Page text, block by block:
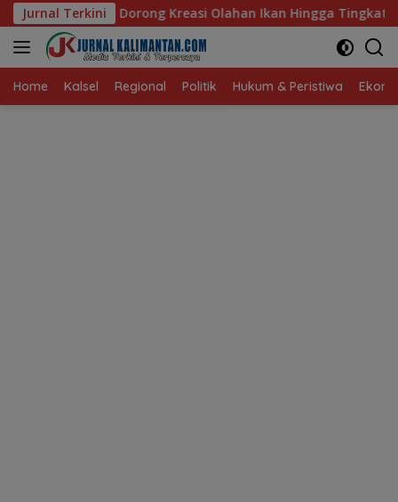
Langsung
ke
konten
Jurnal Terkini
Olahan Ikan Hingga Tingkat Nasional Pada Lomba
Home Kalsel Regional Politik Hukum & Peristiwa